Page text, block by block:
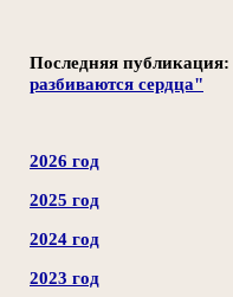
Последняя публикация:
разбиваются сердца"
2026 год
2025 год
2024 год
2023 год